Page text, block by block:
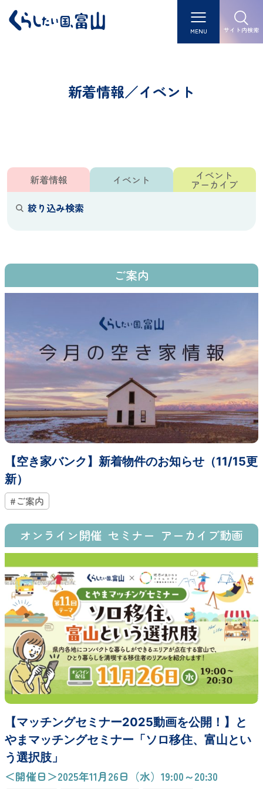
MENU サイト内検索
新着情報／イベント
新着情報 イベント イベント
アーカイブ
絞り込み検索
ご案内
【空き家バンク】新着物件のお知らせ（11/15更
新）
#ご案内
オンライン開催 セミナー アーカイブ動画
【マッチングセミナー2025動画を公開！】と
やまマッチングセミナー「ソロ移住、富山とい
う選択肢」
＜開催日＞2025年11月26日（水）19:00～20:30